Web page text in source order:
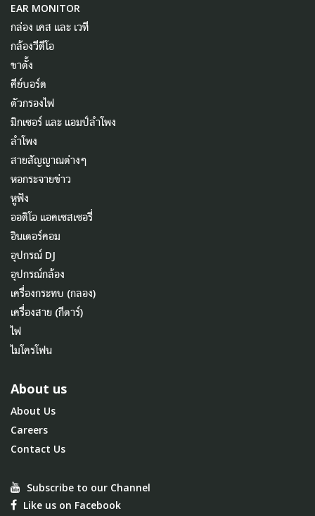
EAR MONITOR
กล่อง เคส และ เวที
กล้องวีดีโอ
ขาตั้ง
คีย์บอร์ด
ตัวกรองไฟ
มิกเซอร์ และ แอมป์ลำโพง
ลำโพง
สายสัญญาณต่างๆ
หอกระจายข่าว
หูฟัง
ออดิโอ แอคเซสเซอรี่
อินเตอร์คอม
อุปกรณ์ DJ
อุปกรณ์กล้อง
เครื่องกระทบ (กลอง)
เครื่องสาย (กีตาร์)
ไฟ
ไมโครโฟน
About us
About Us
Careers
Contact Us
Subscribe to our Channel
Like us on Facebook